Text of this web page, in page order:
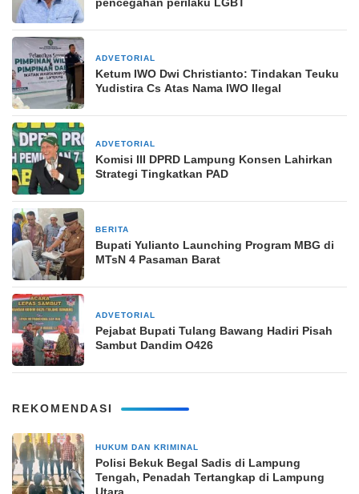
ADVETORIAL
Ketum IWO Dwi Christianto: Tindakan Teuku
Yudistira Cs Atas Nama IWO Ilegal
ADVETORIAL
Komisi III DPRD Lampung Konsen Lahirkan
Strategi Tingkatkan PAD
BERITA
Bupati Yulianto Launching Program MBG di
MTsN 4 Pasaman Barat
ADVETORIAL
Pejabat Bupati Tulang Bawang Hadiri Pisah
Sambut Dandim O426
REKOMENDASI
HUKUM DAN KRIMINAL
Polisi Bekuk Begal Sadis di Lampung
Tengah, Penadah Tertangkap di Lampung
Utara